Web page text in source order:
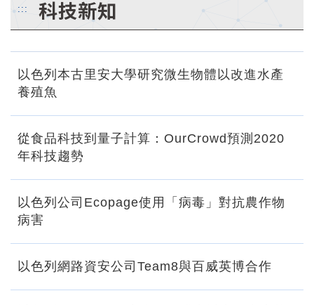
::: 科技新知
以色列本古里安大學研究微生物體以改進水產
養殖魚
從食品科技到量子計算：OurCrowd預測2020
年科技趨勢
以色列公司Ecopage使用「病毒」對抗農作物
病害
以色列網路資安公司Team8與百威英博合作